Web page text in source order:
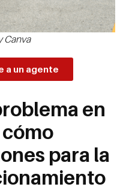
Canva
a un agente
en
para la